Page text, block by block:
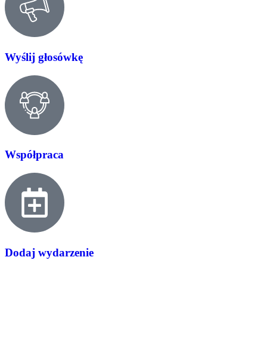
Wyślij głosówkę
Współpraca
Dodaj wydarzenie